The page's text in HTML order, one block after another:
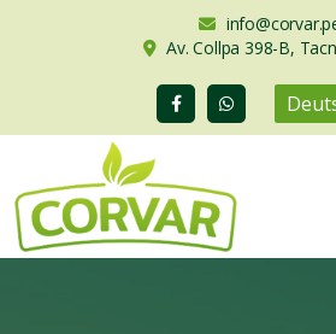
Av. Collpa 398-B,